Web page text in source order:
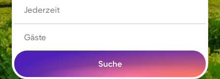
Jederzeit
Gäste
Suche